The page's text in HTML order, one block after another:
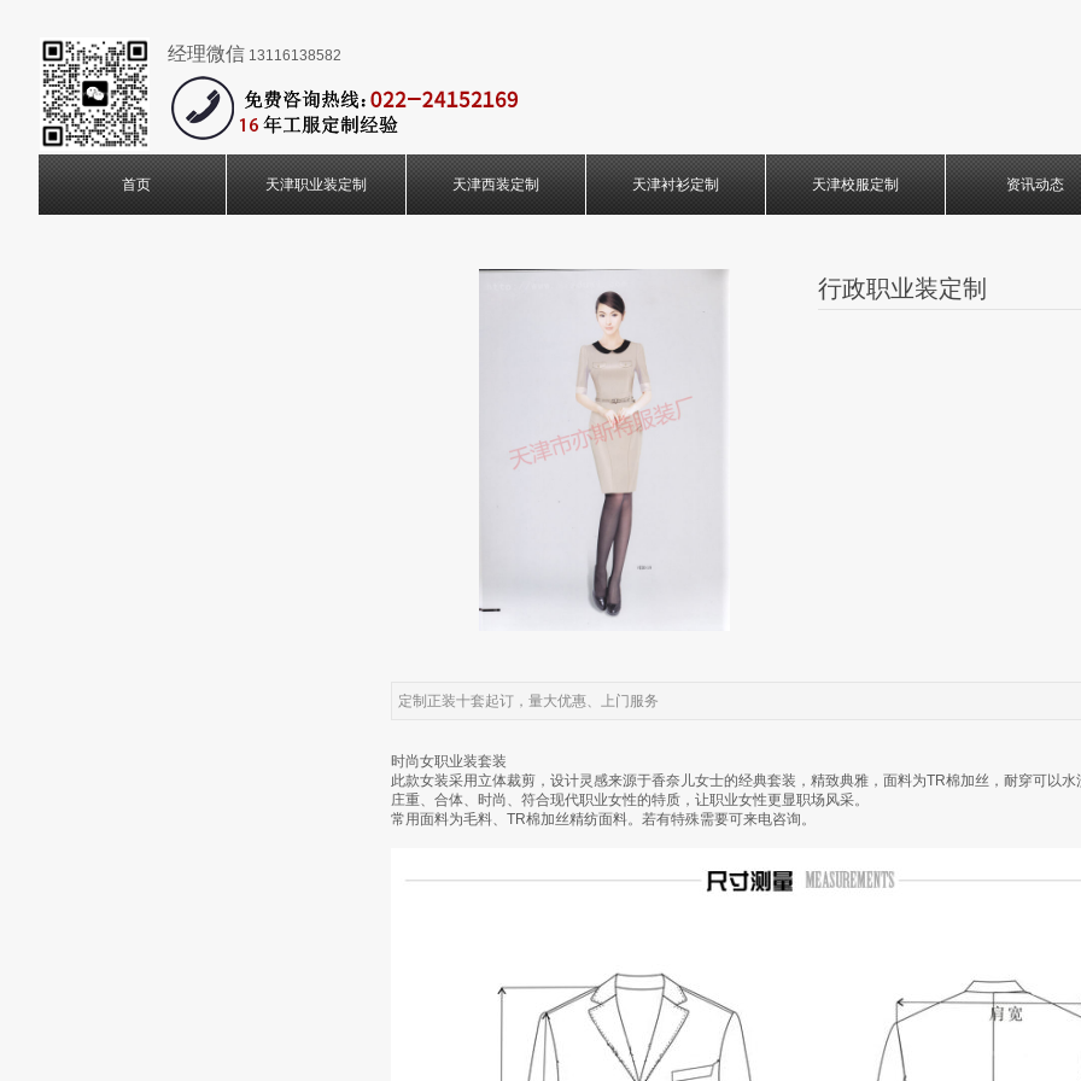
经理微信 13116138582
首页 天津职业装定制 天津西装定制 天津衬衫定制 天津校服定制 资讯动态
行政职业装定制
定制正装十套起订，量大优惠、上门服务
时尚女职业装套装
此款女装采用立体裁剪，设计灵感来源于香奈儿女士的经典套装，精致典雅，面料为TR棉加丝，耐穿可以水
庄重、合体、时尚、符合现代职业女性的特质，让职业女性更显职场风采。
常用面料为毛料、TR棉加丝精纺面料。若有特殊需要可来电咨询。